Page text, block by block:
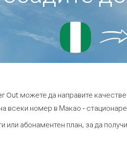
Out можете да направите
всеки номер в Макао -
или абонаментен план, за да